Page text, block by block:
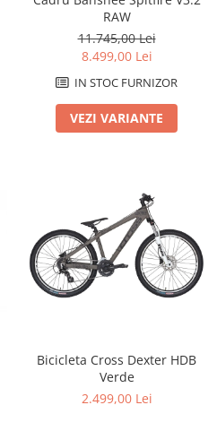
RAW
11.745,00 Lei
8.499,00 Lei
IN STOC FURNIZOR
VEZI VARIANTE
Bicicleta Cross Dexter HDB
Verde
2.499,00 Lei